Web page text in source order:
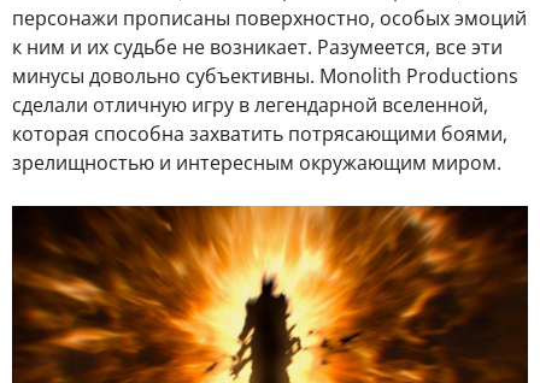
персонажи прописаны поверхностно, особых эмоций
к ним и их судьбе не возникает. Разумеется, все эти
минусы довольно субъективны. Monolith Productions
сделали отличную игру в легендарной вселенной,
которая способна захватить потрясающими боями,
зрелищностью и интересным окружающим миром.